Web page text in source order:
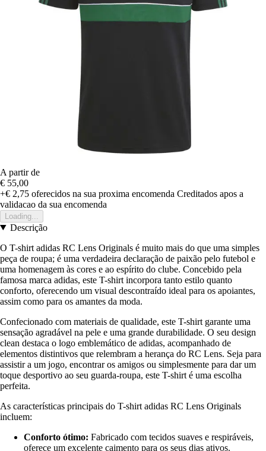
A partir de
€ 55,00
+€ 2,75 oferecidos na sua proxima encomenda Creditados apos a
validacao da sua encomenda
Loading...
Descrição
O T-shirt adidas RC Lens Originals é muito mais do que uma simples
peça de roupa; é uma verdadeira declaração de paixão pelo futebol e
uma homenagem às cores e ao espírito do clube. Concebido pela
famosa marca adidas, este T-shirt incorpora tanto estilo quanto
conforto, oferecendo um visual descontraído ideal para os apoiantes,
assim como para os amantes da moda.
Confecionado com materiais de qualidade, este T-shirt garante uma
sensação agradável na pele e uma grande durabilidade. O seu design
clean destaca o logo emblemático de adidas, acompanhado de
elementos distintivos que relembram a herança do RC Lens. Seja para
assistir a um jogo, encontrar os amigos ou simplesmente para dar um
toque desportivo ao seu guarda-roupa, este T-shirt é uma escolha
perfeita.
As características principais do T-shirt adidas RC Lens Originals
incluem:
Conforto ótimo: Fabricado com tecidos suaves e respiráveis,
oferece um excelente caimento para os seus dias ativos.